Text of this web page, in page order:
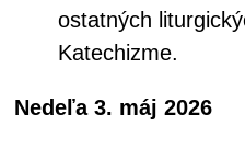
ostatných
Katechizme.
Nedeľa 3. máj 2026